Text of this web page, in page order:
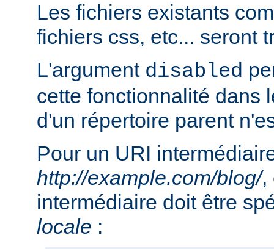
Les fichiers existants
fichiers css, etc... seront
L'argument disabled
cette fonctionnalité dans
d'un répertoire parent
Pour un URI
http://example.com/blog/,
intermédiaire doit être
locale :